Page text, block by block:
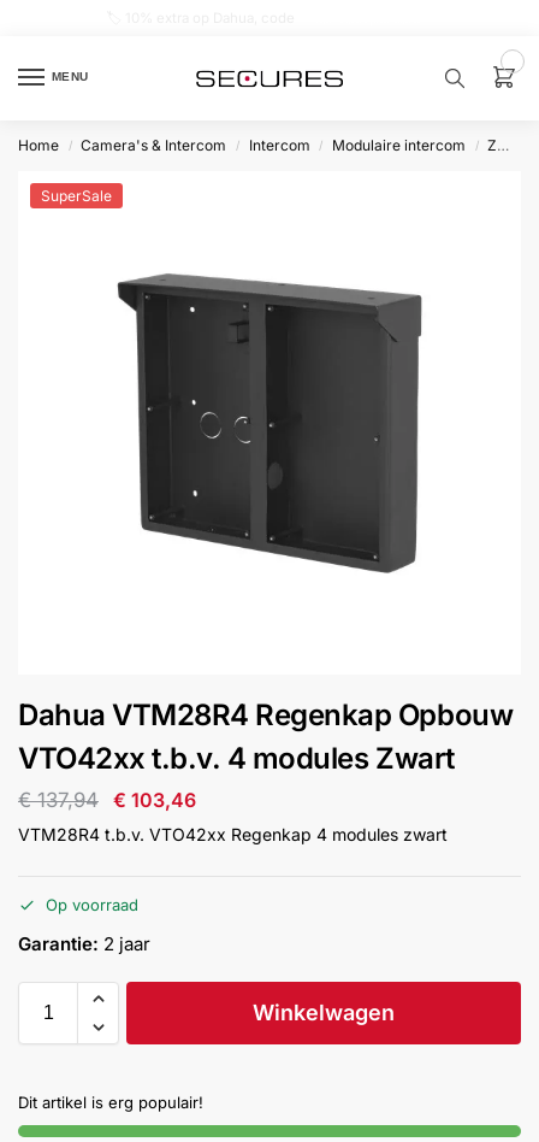
MENU
product…
samenstellen
&
Intercom
Branddetectie
Merken
Outlet
Help &
service
Home / Camera's & Intercom / Intercom / Modulaire intercom / Zwart
SuperSale
Dahua VTM28R4 Regenkap Opbouw
VTO42xx t.b.v. 4 modules Zwart
€137,94 € 103,46
VTM28R4 t.b.v. VTO42xx Regenkap 4 modules zwart
Op voorraad
Garantie: 2 jaar
Winkelwagen
Dit artikel is erg populair!